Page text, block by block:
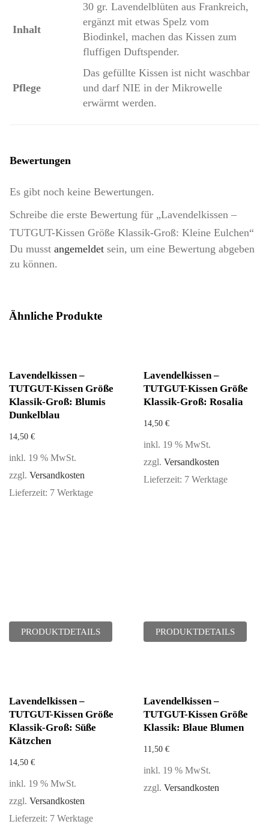
Inhalt
30 gr. Lavendelblüten aus Frankreich,
ergänzt mit etwas Spelz vom
Biodinkel, machen das Kissen zum
fluffigen Duftspender.
Pflege
Das gefüllte Kissen ist nicht waschbar
und darf NIE in der Mikrowelle
erwärmt werden.
Bewertungen
Es gibt noch keine Bewertungen.
Schreibe die erste Bewertung für „Lavendelkissen –
TUTGUT-Kissen Größe Klassik-Groß: Kleine Eulchen“
Du musst angemeldet sein, um eine Bewertung abgeben
zu können.
Ähnliche Produkte
Lavendelkissen –
TUTGUT-Kissen Größe
Klassik-Groß: Blumis
Dunkelblau
14,50 €
inkl. 19 % MwSt.
zzgl. Versandkosten
Lieferzeit: 7 Werktage
PRODUKTDETAILS
Lavendelkissen –
TUTGUT-Kissen Größe
Klassik-Groß: Rosalia
14,50 €
inkl. 19 % MwSt.
zzgl. Versandkosten
Lieferzeit: 7 Werktage
PRODUKTDETAILS
Lavendelkissen –
TUTGUT-Kissen Größe
Klassik-Groß: Süße
Kätzchen
14,50 €
inkl. 19 % MwSt.
zzgl. Versandkosten
Lieferzeit: 7 Werktage
Lavendelkissen –
TUTGUT-Kissen Größe
Klassik: Blaue Blumen
11,50 €
inkl. 19 % MwSt.
zzgl. Versandkosten